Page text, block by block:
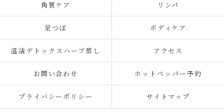
角質ケア リンパ
足つぼ ボディケア
温活デトックスハーブ蒸し アクセス
お問い合わせ ホットペッパー予約
プライバシーポリシー サイトマップ